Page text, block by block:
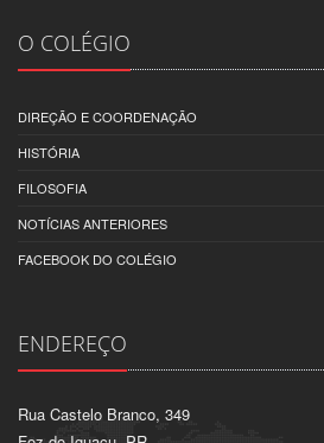
O COLÉGIO
DIREÇÃO E COORDENAÇÃO
HISTÓRIA
FILOSOFIA
NOTÍCIAS ANTERIORES
FACEBOOK DO COLÉGIO
ENDEREÇO
Rua Castelo Branco, 349